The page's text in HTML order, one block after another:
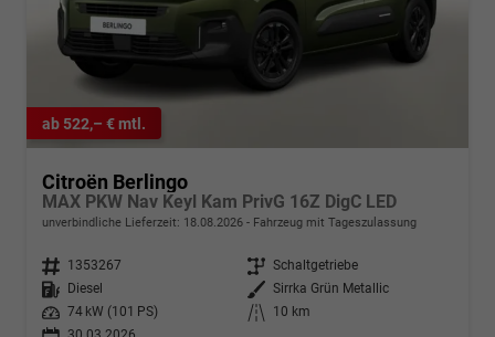
ab 522,– € mtl.
Citroën Berlingo
MAX PKW Nav Keyl Kam PrivG 16Z DigC LED
unverbindliche Lieferzeit: 18.08.2026 Fahrzeug mit Tageszulassung
Fahrzeugnr. 1353267 Getriebe Schaltgetriebe
Kraftstoff
Diesel Außenfarbe Sirrka Grün Metallic
Leistung
74 kW (101 PS) Kilometerstand
10 km